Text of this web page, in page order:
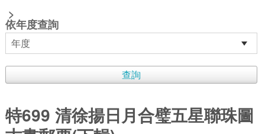
>
依年度查詢
特699 清徐揚日月合璧五星聯珠圖